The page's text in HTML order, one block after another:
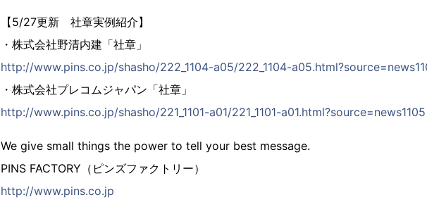
【5/27更新 社章実例紹介】
・株式会社野清内建「社章」
http://www.pins.co.jp/shasho/222_1104-a05/222_1104-
・株式会社プレコムジャパン「社章」
http://www.pins.co.jp/shasho/221_1101-a01/221_1101-a01.html?source=news1105
We give small things the power to tell your best message.
PINS FACTORY（ピンズファクトリー）
http://www.pins.co.jp